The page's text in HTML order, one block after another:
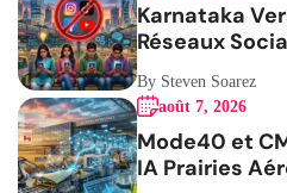
Karnataka
Réseaux
By Steven Soarez
août 7, 2026
Mode40 et
IA Prairies